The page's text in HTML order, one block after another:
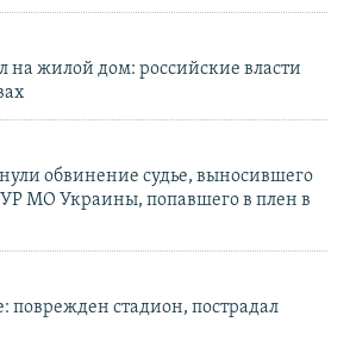
на жилой дом: российские власти
обвинение судье, выносившего
МО Украины, попавшего в плен в
поврежден стадион, пострадал